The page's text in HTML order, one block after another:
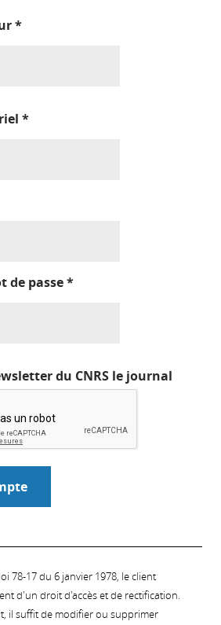
*
*
de passe*
du CNRS le journal
78-17 du 6 janvier 1978, le client
d'un droit d'accès et de rectification.
il suffit de modifier ou supprimer